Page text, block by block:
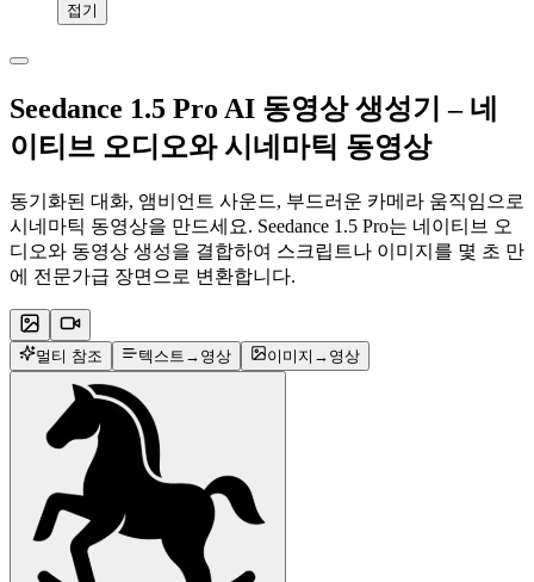
접기
Seedance 1.5 Pro AI 동영상 생성기 – 네
이티브 오디오와 시네마틱 동영상
동기화된 대화, 앰비언트 사운드, 부드러운 카메라 움직임으로
시네마틱 동영상을 만드세요. Seedance 1.5 Pro는 네이티브 오
디오와 동영상 생성을 결합하여 스크립트나 이미지를 몇 초 만
에 전문가급 장면으로 변환합니다.
멀티 참조 텍스트→영상 이미지→영상